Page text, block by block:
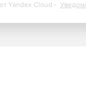
Yandex Cloud -